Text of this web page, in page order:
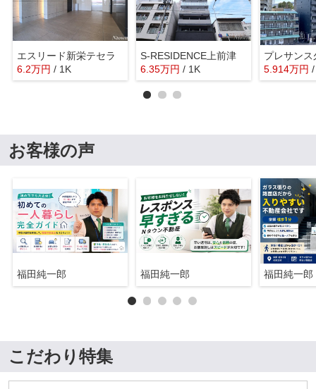
エスリード新栄テセラ
6.2万円 / 1K
S-RESIDENCE上前津
6.35万円 / 1K 5.914万円
お客様の声
福田純一郎 福田純一郎 福田純一郎
こだわり特集